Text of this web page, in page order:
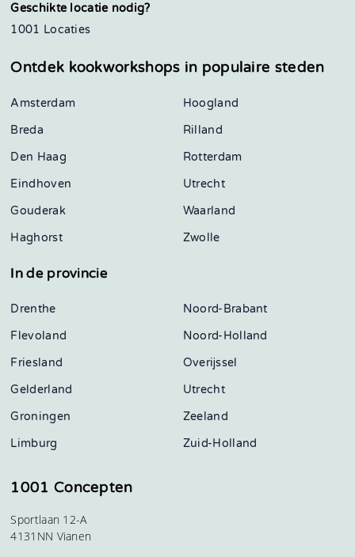
Geschikte locatie nodig?
1001 Locaties
Ontdek kookworkshops in populaire steden
Amsterdam
Breda
Den Haag
Eindhoven
Gouderak
Haghorst
Hoogland
Rilland
Rotterdam
Utrecht
Waarland
Zwolle
In de provincie
Drenthe
Flevoland
Friesland
Gelderland
Groningen
Limburg
Noord-Brabant
Noord-Holland
Overijssel
Utrecht
Zeeland
Zuid-Holland
1001 Concepten
Sportlaan 12-A
4131NN Vianen